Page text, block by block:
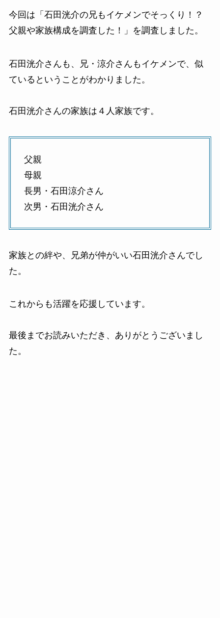
今回は「石田洸介の兄もイケメンでそっくり！？
父親や家族構成を調査した！」を調査しました。
石田洸介さんも、兄・涼介さんもイケメンで、似
ているということがわかりました。
石田洸介さんの家族は４人家族です。
父親
母親
長男・石田涼介さん
次男・石田洸介さん
家族との絆や、兄弟が仲がいい石田洸介さんでし
た。
これからも活躍を応援しています。
最後までお読みいただき、ありがとうございまし
た。